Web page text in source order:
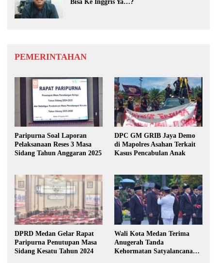
Bisa Ke Inggris Ya…?
PEMERINTAHAN
Paripurna Soal Laporan
Pelaksanaan Reses 3 Masa
Sidang Tahun Anggaran 2025
DPC GM GRIB Jaya Demo
di Mapolres Asahan Terkait
Kasus Pencabulan Anak
DPRD Medan Gelar Rapat
Paripurna Penutupan Masa
Sidang Kesatu Tahun 2024
Wali Kota Medan Terima
Anugerah Tanda
Kehormatan Satyalancana